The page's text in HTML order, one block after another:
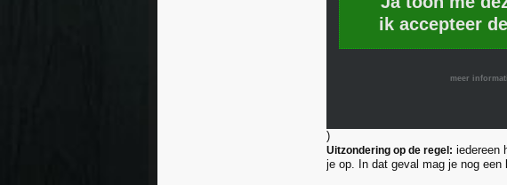
ik accepteer
meer
)
Uitzondering op de regel: iedereen
je op. In dat geval mag je nog een